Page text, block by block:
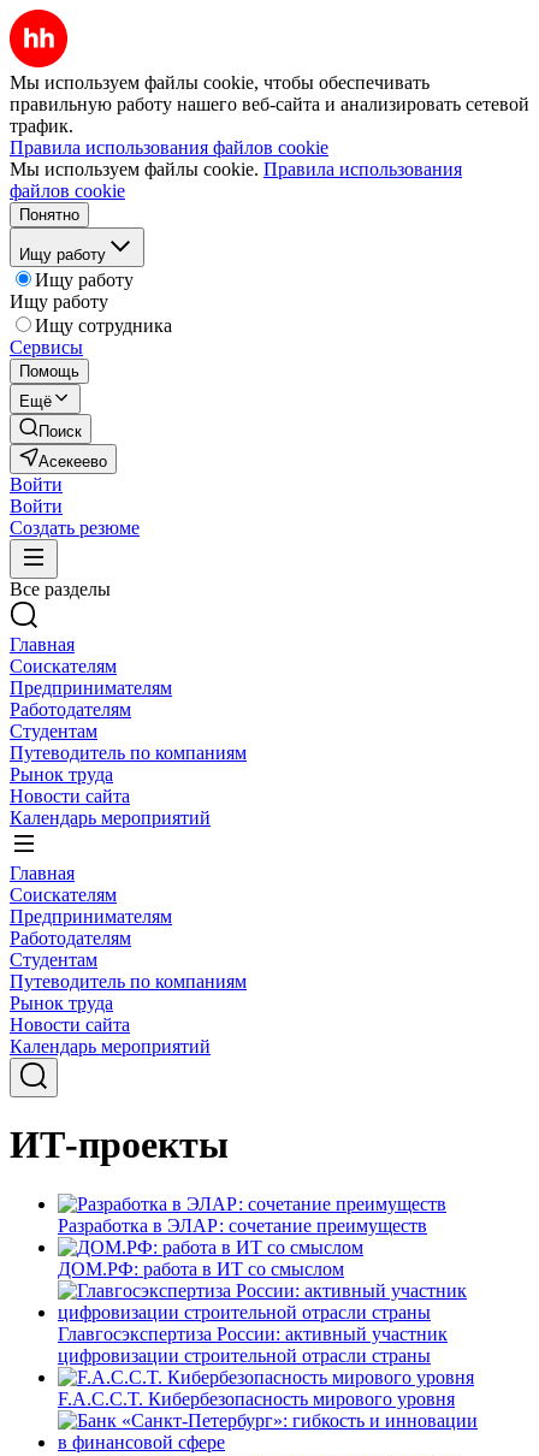
Мы используем файлы cookie, чтобы обеспечивать
правильную работу нашего веб-сайта и анализировать сетевой
трафик.
Правила использования файлов cookie
Мы используем файлы cookie. Правила использования
файлов cookie
Понятно
Ищу работу
Ищу работу
Ищу работу
Ищу сотрудника
Сервисы
Помощь
Ещё
Поиск
Асекеево
Войти
Войти
Создать резюме
Все разделы
Главная
Соискателям
Предпринимателям
Работодателям
Студентам
Путеводитель по компаниям
Рынок труда
Новости сайта
Календарь мероприятий
Главная
Соискателям
Предпринимателям
Работодателям
Студентам
Путеводитель по компаниям
Рынок труда
Новости сайта
Календарь мероприятий
ИТ-проекты
Разработка в ЭЛАР: сочетание преимуществ
ДОМ.РФ: работа в ИТ со смыслом
Главгосэкспертиза России: активный участник
цифровизации строительной отрасли страны
F.A.C.C.T. Кибербезопасность мирового уровня